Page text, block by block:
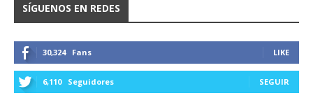
SÍGUENOS EN REDES
30,324 Fans LIKE
6,110 Seguidores SEGUIR